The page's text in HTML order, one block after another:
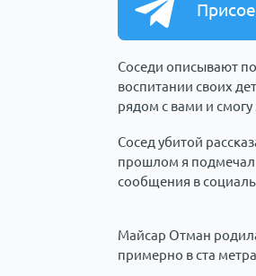
Соседи описывают
воспитании своих
рядом с вами и смогу
Сосед убитой
прошлом я подмечал
сообщения в
Майсар Отман
примерно в ста